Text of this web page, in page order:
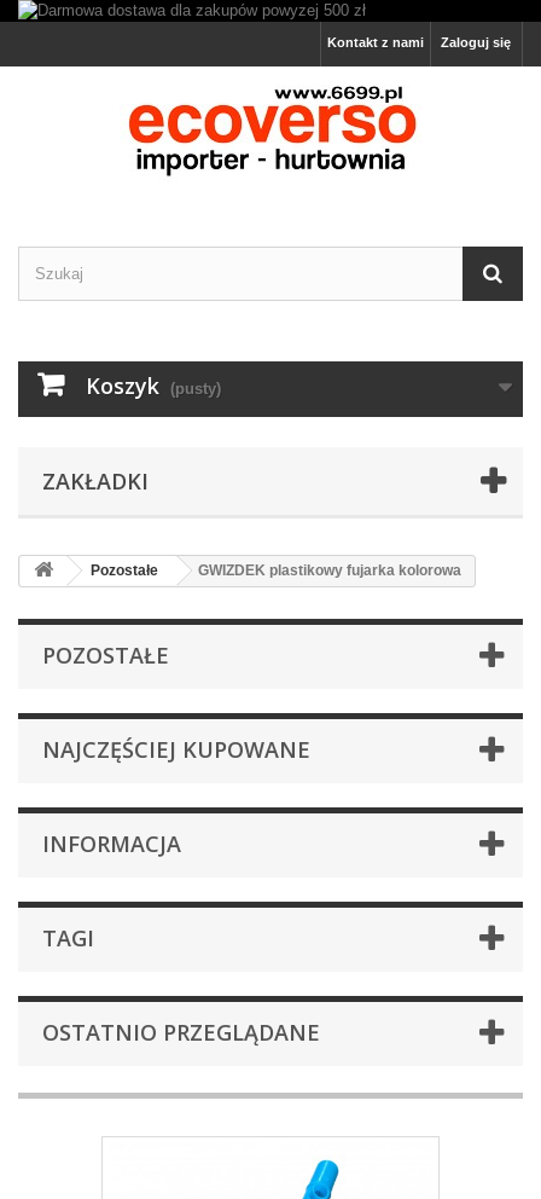
Zaloguj się
Kontakt z nami
Koszyk (pusty)
ZAKŁADKI
Pozostałe GWIZDEK plastikowy fujarka kolorowa
POZOSTAŁE
NAJCZĘŚCIEJ KUPOWANE
INFORMACJA
TAGI
OSTATNIO PRZEGLĄDANE